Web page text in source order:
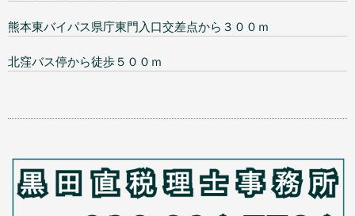
熊本東バイパス県庁東門入口交差点から３００ｍ
北窪バス停から徒歩５００ｍ